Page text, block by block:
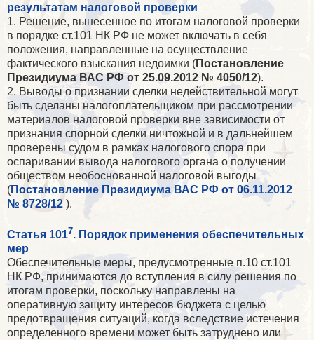
результатам налоговой проверки
1. Решение, вынесенное по итогам налоговой проверки
в порядке ст.101 НК РФ не может включать в себя
положения, направленные на осуществление
фактического взыскания недоимки (Постановление
Президиума ВАС РФ от 25.09.2012 № 4050/12).
2. Выводы о признании сделки недействительной могут
быть сделаны налогоплательщиком при рассмотрении
материалов налоговой проверки вне зависимости от
признания спорной сделки ничтожной и в дальнейшем
проверены судом в рамках налогового спора при
оспаривании вывода налогового органа о получении
обществом необоснованной налоговой выгоды
(Постановление Президиума ВАС РФ от 06.11.2012
№ 8728/12 ).
Статья 1017. Порядок применения обеспечительных
мер
Обеспечительные меры, предусмотренные п.10 ст.101
НК РФ, принимаются до вступления в силу решения по
итогам проверки, поскольку направлены на
оперативную защиту интересов бюджета с целью
предотвращения ситуаций, когда вследствие истечения
определенного времени может быть затруднено или